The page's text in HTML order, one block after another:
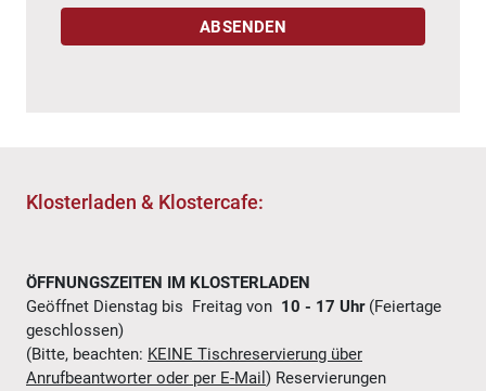
Klosterladen & Klostercafe:
ÖFFNUNGSZEITEN IM KLOSTERLADEN
Geöffnet Dienstag bis Freitag von 10 - 17 Uhr (Feiertage
geschlossen)
(Bitte, beachten: KEINE Tischreservierung über
Anrufbeantworter oder per E-Mail ) Reservierungen